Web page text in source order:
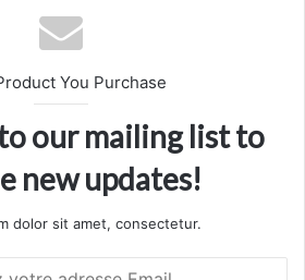
You Purchase
our mailing list to
new updates!
dolor sit amet, consectetur.